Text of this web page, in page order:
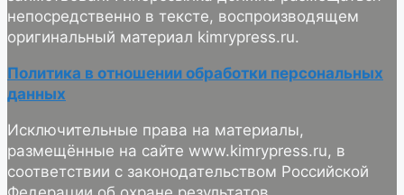
непосредственно в тексте, воспроизводящем
оригинальный материал kimrypress.ru.
Политика в отношении обработки персональных
данных
Исключительные права на материалы,
размещённые на сайте www.kimrypress.ru, в
соответствии с законодательством Российской